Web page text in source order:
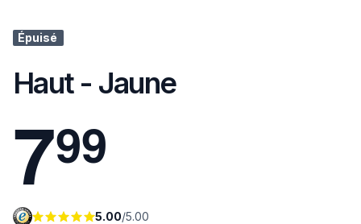
Épuisé
Haut - Jaune
799
5.00/5.00